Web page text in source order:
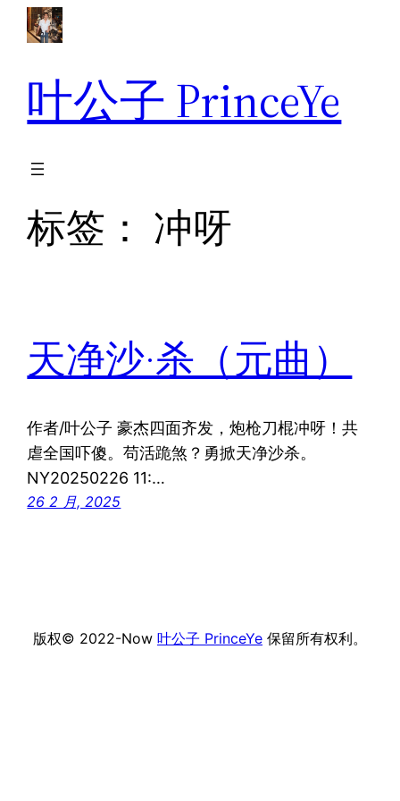
叶公子 PrinceYe
标签： 冲呀
天净沙·杀（元曲）
作者/叶公子 豪杰四面齐发，炮枪刀棍冲呀！共
虐全国吓傻。苟活跪煞？勇掀天净沙杀。
NY20250226 11:…
26 2 月, 2025
版权© 2022-Now 叶公子 PrinceYe 保留所有权利。